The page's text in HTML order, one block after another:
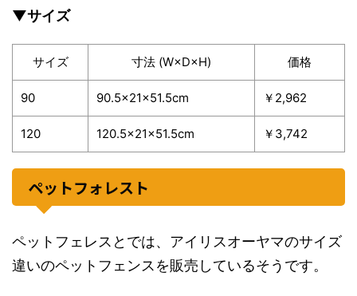
▼サイズ
サイズ 寸法 (W×D×H) 価格
90 90.5×21×51.5cm ￥2,962
120 120.5×21×51.5cm ￥3,742
ペットフォレスト
ペットフェレスとでは、アイリスオーヤマのサイズ
違いのペットフェンスを販売しているそうです。